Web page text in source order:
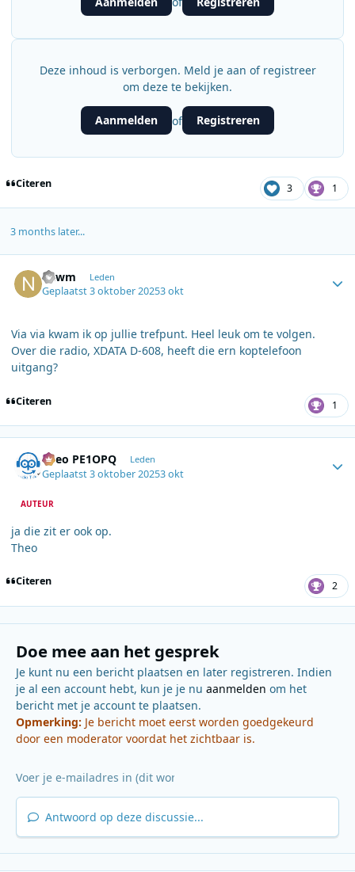
Deze inhoud is verborgen. Meld je aan of registreer
om deze te bekijken.
Aanmelden of Registreren
Citeren 3 1
3 months later...
nawm Leden
Geplaatst3 oktober 20253 okt
Via via kwam ik op jullie trefpunt. Heel leuk om te volgen.
Over die radio, XDATA D-608, heeft die ern koptelefoon
uitgang?
Citeren 1
Theo PE1OPQ Leden
Geplaatst3 oktober 20253 okt
AUTEUR
ja die zit er ook op.
Theo
Citeren 2
Doe mee aan het gesprek
Je kunt nu een bericht plaatsen en later registreren. Indien
je al een account hebt, kun je je nu aanmelden om het
bericht met je account te plaatsen.
Opmerking: Je bericht moet eerst worden goedgekeurd
door een moderator voordat het zichtbaar is.
Antwoord op deze discussie...